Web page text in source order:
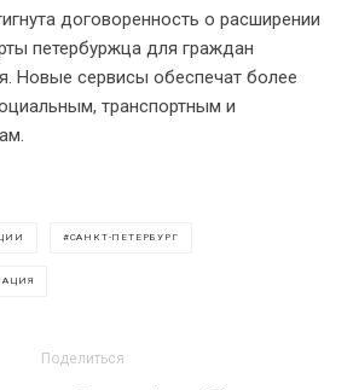
договоренность о расширении
петербуржца для граждан
Новые сервисы обеспечат более
транспортным и
САНКТ-ПЕТЕРБУРГ
Поделиться